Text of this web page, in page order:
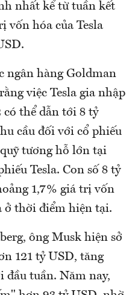
nhất kể từ tuần kết
vốn hóa của Tesla
ngân hàng Goldman
việc Tesla gia nhập
có thể dẫn tới 8 tỷ
cầu đối với cổ phiếu
tương hỗ lớn tại
Tesla. Con số 8 tỷ
1,7% giá trị vốn
ở thời điểm hiện tại.
ông Musk hiện sở
121 tỷ USD, tăng
đầu tuần. Năm nay,